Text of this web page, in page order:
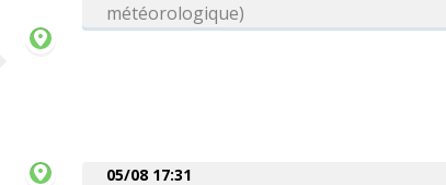
météorologique)
05/08 17:31